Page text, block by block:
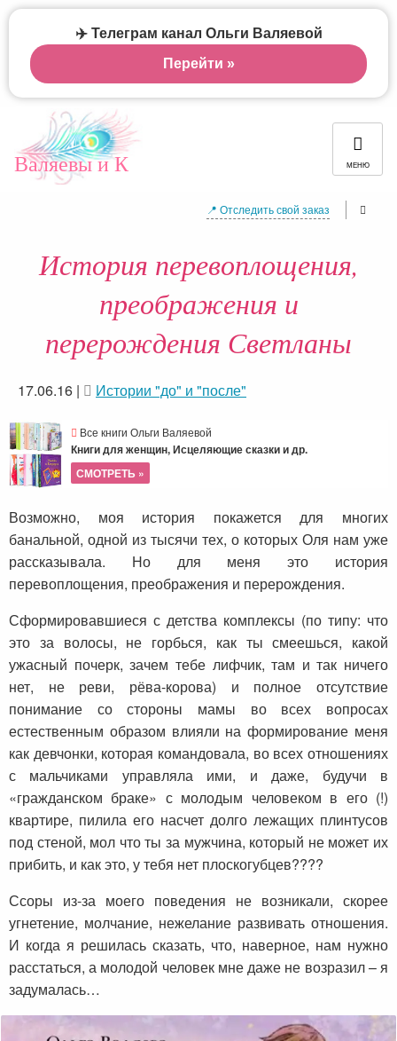
Валяевы и К МЕНЮ
📍 Отследить свой заказ
История перевоплощения,
преображения и
перерождения Светланы
17.06.16 | Истории "до" и "после"
Все книги Ольги Валяевой
Книги для женщин, Исцеляющие сказки и др.
СМОТРЕТЬ »
Возможно, моя история покажется для многих
банальной, одной из тысячи тех, о которых Оля нам уже
рассказывала. Но для меня это история
перевоплощения, преображения и перерождения.
Сформировавшиеся с детства комплексы (по типу: что
это за волосы, не горбься, как ты смеешься, какой
ужасный почерк, зачем тебе лифчик, там и так ничего
нет, не реви, рёва-корова) и полное отсутствие
понимание со стороны мамы во всех вопросах
естественным образом влияли на формирование меня
как девчонки, которая командовала, во всех отношениях
с мальчиками управляла ими, и даже, будучи в
«гражданском браке» с молодым человеком в его (!)
квартире, пилила его насчет долго лежащих плинтусов
под стеной, мол что ты за мужчина, который не может их
прибить, и как это, у тебя нет плоскогубцев????
Ссоры из-за моего поведения не возникали, скорее
угнетение, молчание, нежелание развивать отношения.
И когда я решилась сказать, что, наверное, нам нужно
расстаться, а молодой человек мне даже не возразил – я
задумалась…
✈️ Телеграм канал Ольги Валяевой
Перейти »